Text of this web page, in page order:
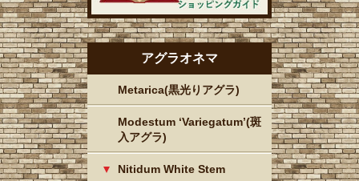
アグラオネマ
Metarica(黒光りアグラ)
Modestum ‘Variegatum’(斑
入アグラ)
Nitidum White Stem